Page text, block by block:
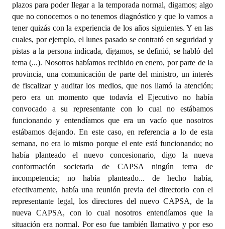
plazos para poder llegar a la temporada normal, digamos; algo
que no conocemos o no tenemos diagnóstico y que lo vamos a
tener quizás con la experiencia de los años siguientes. Y en las
cuales, por ejemplo, el lunes pasado se contrató en seguridad y
pistas a la persona indicada, digamos, se definió, se habló del
tema (...). Nosotros habíamos recibido en enero, por parte de la
provincia, una comunicación de parte del ministro, un interés
de fiscalizar y auditar los medios, que nos llamó la atención;
pero era un momento que todavía el Ejecutivo no había
convocado a su representante con lo cual no estábamos
funcionando y entendíamos que era un vacío que nosotros
estábamos dejando. En este caso, en referencia a lo de esta
semana, no era lo mismo porque el ente está funcionando; no
había planteado el nuevo concesionario, digo la nueva
conformación societaria de CAPSA ningún tema de
incompetencia; no había planteado... de hecho había,
efectivamente, había una reunión previa del directorio con el
representante legal, los directores del nuevo CAPSA, de la
nueva CAPSA, con lo cual nosotros entendíamos que la
situación era normal. Por eso fue también llamativo y por eso